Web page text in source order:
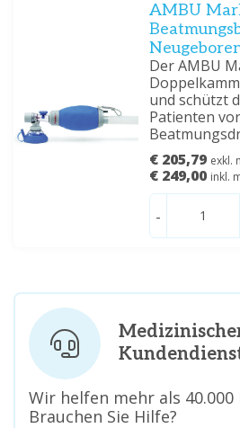
AMBU
Der AMBU
und schützt
Patienten
€ 205,79 exkl.
€ 249,00 inkl.
-
Wir helfen mehr als 40.000
Brauchen Sie Hilfe?